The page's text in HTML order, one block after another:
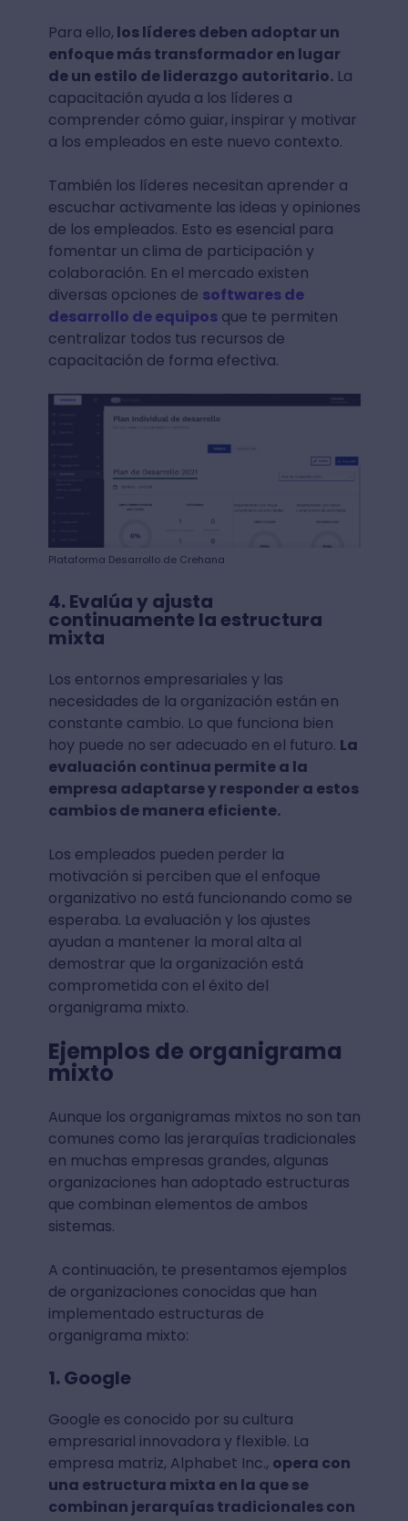
Para ello, los líderes deben adoptar un
enfoque más transformador en lugar
de un estilo de liderazgo autoritario.La
capacitación ayuda a los líderes a
comprender cómo guiar, inspirar y motivar
a los empleados en este nuevo contexto.
También los líderes necesitan aprender a
escuchar activamente las ideas y opiniones
de los empleados. Esto es esencial para
fomentar un clima de participación y
colaboración. En el mercado existen
diversas opciones de softwares de
desarrollo de equiposque te permiten
centralizar todos tus recursos de
capacitación de forma efectiva.
Plataforma Desarrollo de Crehana
4. Evalúa y ajusta
continuamente la estructura
mixta
Los entornos empresariales y las
necesidades de la organización están en
constante cambio. Lo que funciona bien
hoy puede no ser adecuado en el futuro. La
evaluación continua permite a la
empresa adaptarse y responder a estos
cambios de manera eficiente.
Los empleados pueden perder la
motivación si perciben que el enfoque
organizativo no está funcionando como se
esperaba. La evaluación y los ajustes
ayudan a mantener la moral alta al
demostrar que la organización está
comprometida con el éxito del
organigrama mixto.
Ejemplos de organigrama
mixto
Aunque los organigramas mixtos no son tan
comunes como las jerarquías tradicionales
en muchas empresas grandes, algunas
organizaciones han adoptado estructuras
que combinan elementos de ambos
sistemas.
A continuación, te presentamos ejemplos
de organizaciones conocidas que han
implementado estructuras de
organigrama mixto:
1. Google
Google es conocido por su cultura
empresarial innovadora y flexible. La
empresa matriz, Alphabet Inc., opera con
una estructura mixta en la que se
combinan jerarquías tradicionales con